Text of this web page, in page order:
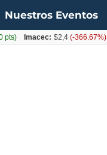
Nuestros Eventos
Imacec: $2,4(-366.67%) TPM: